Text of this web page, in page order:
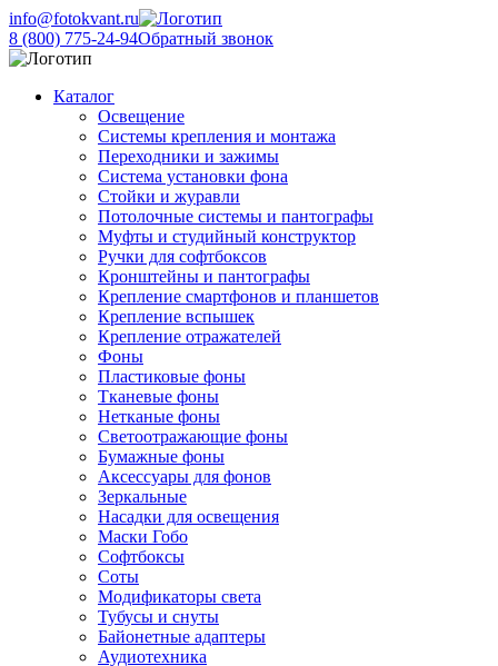
info@fotokvant.ru
8 (800) 775-24-94Обратный звонок
Каталог
Освещение
Системы крепления и монтажа
Переходники и зажимы
Система установки фона
Стойки и журавли
Потолочные системы и пантографы
Муфты и студийный конструктор
Ручки для софтбоксов
Кронштейны и пантографы
Крепление смартфонов и планшетов
Крепление вспышек
Крепление отражателей
Фоны
Пластиковые фоны
Тканевые фоны
Нетканые фоны
Светоотражающие фоны
Бумажные фоны
Аксессуары для фонов
Зеркальные
Насадки для освещения
Маски Гобо
Софтбоксы
Соты
Модификаторы света
Тубусы и снуты
Байонетные адаптеры
Аудиотехника